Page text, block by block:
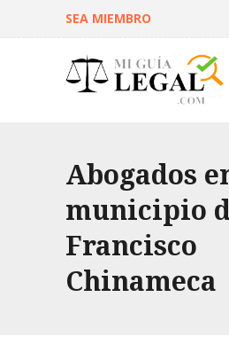
SEA MIEMBRO
Abogados
municipio
Francisco
Chinameca